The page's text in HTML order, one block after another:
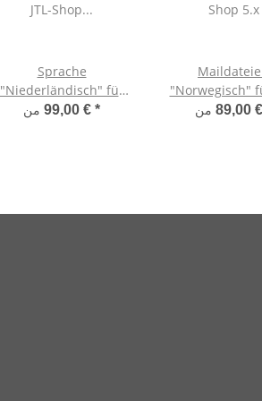
Sprache
"Niederländisch" für
JTL-Shop 5.x
99,00 € *
"Norwegisch"
Shop 5.x
89,00 €